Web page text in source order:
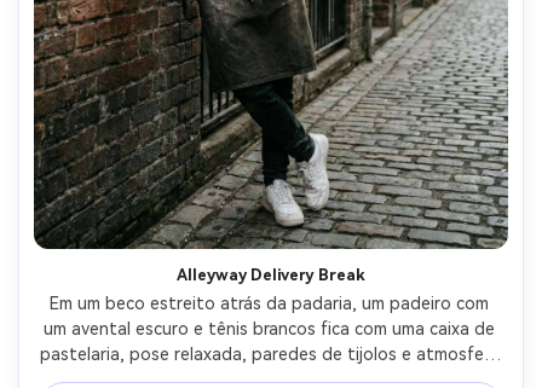
Alleyway Delivery Break
Em um beco estreito atrás da padaria, um padeiro com
um avental escuro e tênis brancos fica com uma caixa de
pastelaria, pose relaxada, paredes de tijolos e atmosfera
de ventilação de vapor, luz do dia nublada com um toque